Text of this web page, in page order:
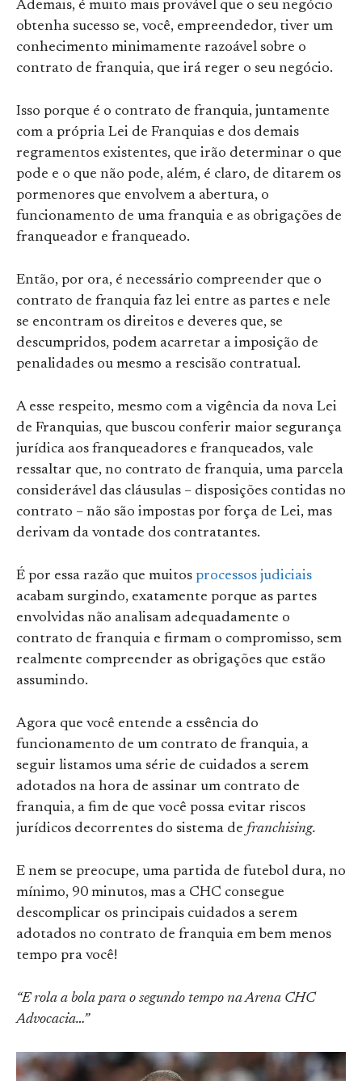
Ademais, é muito mais provável que o seu negócio
obtenha sucesso se, você, empreendedor, tiver um
conhecimento minimamente razoável sobre o
contrato de franquia, que irá reger o seu negócio.
Isso porque é o contrato de franquia, juntamente
com a própria Lei de Franquias e dos demais
regramentos existentes, que irão determinar o que
pode e o que não pode, além, é claro, de ditarem os
pormenores que envolvem a abertura, o
funcionamento de uma franquia e as obrigações de
franqueador e franqueado.
Então, por ora, é necessário compreender que o
contrato de franquia faz lei entre as partes e nele
se encontram os direitos e deveres que, se
descumpridos, podem acarretar a imposição de
penalidades ou mesmo a rescisão contratual.
A esse respeito, mesmo com a vigência da nova Lei
de Franquias, que buscou conferir maior segurança
jurídica aos franqueadores e franqueados, vale
ressaltar que, no contrato de franquia, uma parcela
considerável das cláusulas – disposições contidas no
contrato – não são impostas por força de Lei, mas
derivam da vontade dos contratantes.
É por essa razão que muitos processos judiciais
acabam surgindo, exatamente porque as partes
envolvidas não analisam adequadamente o
contrato de franquia e firmam o compromisso, sem
realmente compreender as obrigações que estão
assumindo.
Agora que você entende a essência do
funcionamento de um contrato de franquia, a
seguir listamos uma série de cuidados a serem
adotados na hora de assinar um contrato de
franquia, a fim de que você possa evitar riscos
jurídicos decorrentes do sistema de franchising.
E nem se preocupe, uma partida de futebol dura, no
mínimo, 90 minutos, mas a CHC consegue
descomplicar os principais cuidados a serem
adotados no contrato de franquia em bem menos
tempo pra você!
“E rola a bola para o segundo tempo na Arena CHC
Advocacia…”